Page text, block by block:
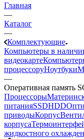
Главная
—
Каталог
—
Комплектующие
Компьютеры в
видеокарте
процессоруНоутбуки
—
Оперативная память
Процессоры
питанияSSDHDD
приводыКорпус
корпуса
жидкостного